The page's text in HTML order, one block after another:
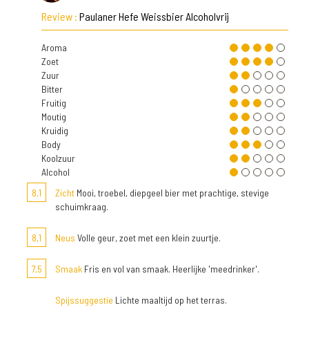
Review : Paulaner Hefe Weissbier Alcoholvrij
Aroma
Zoet
Zuur
Bitter
Fruitig
Moutig
Kruidig
Body
Koolzuur
Alcohol
8,1
Zicht Mooi, troebel, diepgeel bier met prachtige, stevige
schuimkraag.
8,1 Neus Volle geur, zoet met een klein zuurtje.
7,5 Smaak Fris en vol van smaak. Heerlijke 'meedrinker'.
Spijssuggestie Lichte maaltijd op het terras.